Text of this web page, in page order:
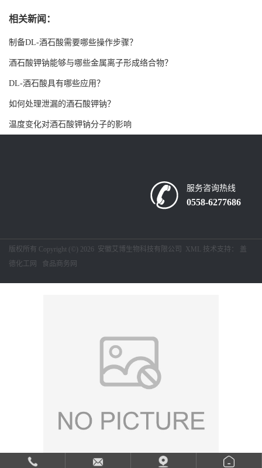
誉
系
方
相关新闻：
制备DL-酒石酸需要哪些操作步骤？
酒石酸钾钠能够与哪些金属离子形成络合物？
DL-酒石酸具有哪些应用？
如何处理泄漏的酒石酸钾钠？
温度变化对酒石酸钾钠分子的影响
服务咨询热线
0558-6277686
版权所有 Copyright (©) 2026 安徽艾博生物科技有限公司 XML 技术支持： 盖
德化工网
食品商务网